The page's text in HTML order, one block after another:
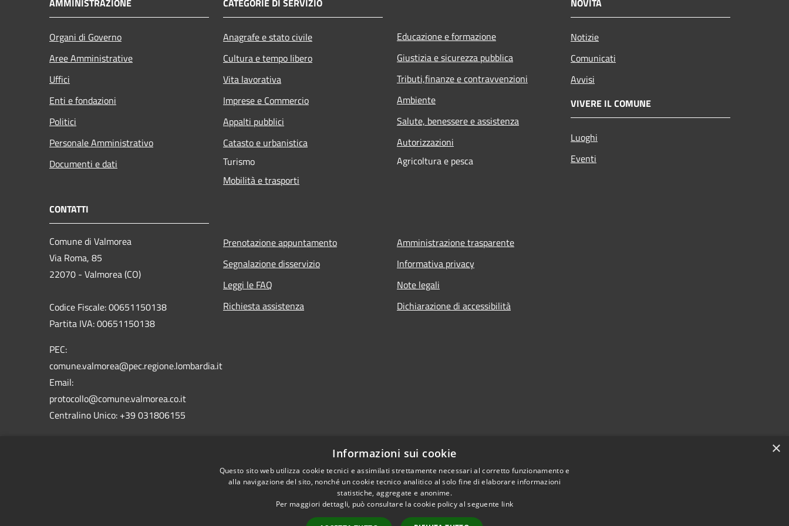
Organi di Governo
Aree Amministrative
Uffici
Enti e fondazioni
Politici
Personale Amministrativo
Documenti e dati
Anagrafe e stato civile
Cultura e tempo libero
Vita lavorativa
Imprese e Commercio
Appalti pubblici
Catasto e urbanistica
Turismo
Mobilità e trasporti
Educazione e formazione
Giustizia e sicurezza pubblica
Tributi,finanze e contravvenzioni
Ambiente
Salute, benessere e assistenza
Autorizzazioni
Agricoltura e pesca
Notizie
Comunicati
Avvisi
VIVERE IL COMUNE
Luoghi
Eventi
CONTATTI
Comune di Valmorea
Via Roma, 85
22070 - Valmorea (CO)
Codice Fiscale: 00651150138
Partita IVA: 00651150138
PEC:
comune.valmorea@pec.regione.lombardia.it
Email:
protocollo@comune.valmorea.co.it
Centralino Unico: +39 031806155
Prenotazione appuntamento
Segnalazione disservizio
Leggi le FAQ
Richiesta assistenza
Amministrazione trasparente
Informativa privacy
Note legali
Dichiarazione di accessibilità
×
Informazioni sui cookie
Questo sito web utilizza cookie tecnici e assimilati strettamente necessari al corretto funzionamento e
alla navigazione del sito, nonché un cookie tecnico analitico al solo fine di elaborare informazioni
statistiche, aggregate e anonime.
Per maggiori dettagli, può consultare la cookie policy al seguente link